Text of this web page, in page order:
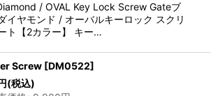
/ OVAL Key Lock Screw Gateブ
イヤモンド / オーバルキーロック スクリ
ト【2カラー】 キー…
Screw [DM0522]
(税込)